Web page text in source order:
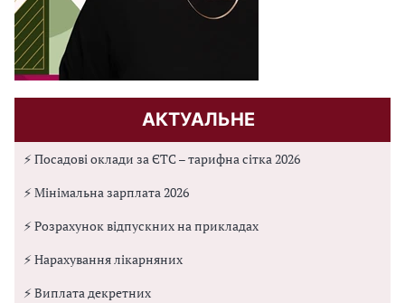
АКТУАЛЬНЕ
⚡ Посадові оклади за ЄТС – тарифна сітка 2026
⚡ Мінімальна зарплата 2026
⚡ Розрахунок відпускних на прикладах
⚡ Нарахування лікарняних
⚡ Виплата декретних